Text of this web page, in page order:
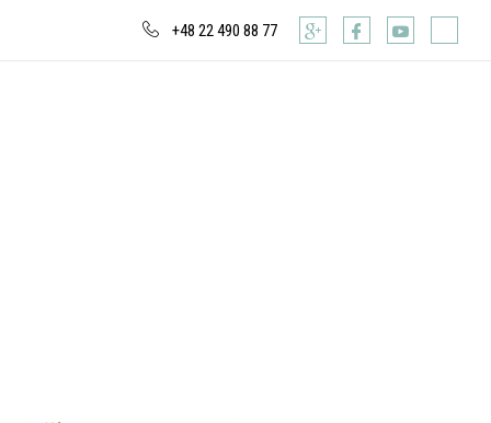
+48 22 490 88 77